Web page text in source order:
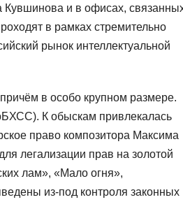
и в офисах,
в рамках стремительно
рынок интеллектуальной
в особо крупном размере.
К обыскам привлекалась
право композитора Максима
легализации прав на золотой
лам», «Мало огня»,
из-под контроля законных